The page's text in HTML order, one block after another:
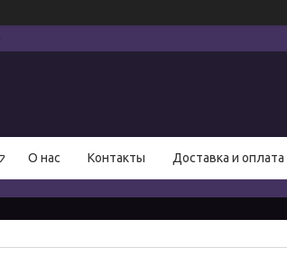
О нас Контакты Доставка и оплата